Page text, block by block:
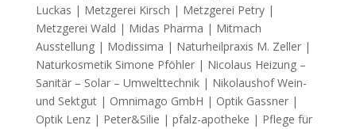
Luckas | Metzgerei Kirsch | Metzgerei Petry |
Metzgerei Wald | Midas Pharma | Mitmach
Ausstellung | Modissima | Naturheilpraxis M. Zeller |
Naturkosmetik Simone Pföhler | Nicolaus Heizung –
Sanitär – Solar – Umwelttechnik | Nikolaushof Wein-
und Sektgut | Omnimago GmbH | Optik Gassner |
Optik Lenz | Peter&Silie | pfalz-apotheke | Pflege für